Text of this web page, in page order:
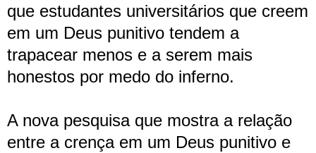
que estudantes universitários que creem
em um Deus punitivo tendem a
trapacear menos e a serem mais
honestos por medo do inferno.
A nova pesquisa que mostra a relação
entre a crença em um Deus punitivo e